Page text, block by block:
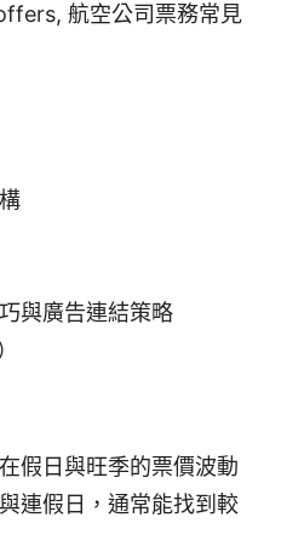
航空公司票務常見
與廣告連結策略
假日與旺季的票價波動
連假日，通常能找到較